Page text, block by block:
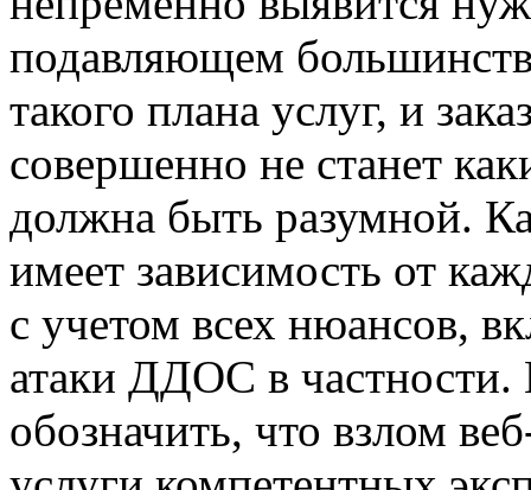
подавляющем
такого плана услуг, и
совершенно не станет
должна быть разумной.
имеет зависимость от
с учетом всех нюансов,
атаки ДДОС в
обозначить, что взлом